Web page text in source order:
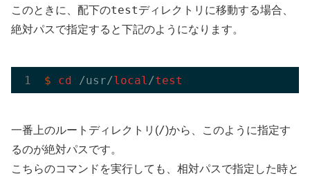
このときに、配下のtestディレクトリに移動する場合、
絶対パスで指定すると下記のようになります。
$ cd /usr/local/test
一番上のルートディレクトリ(/)から、このように指定す
るのが絶対パスです。
こちらのコマンドを実行しても、相対パスで指定した時と